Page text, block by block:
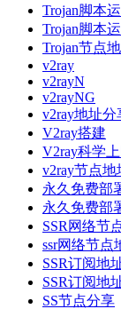
Trojan脚本
Trojan脚本
Trojan节点
v2ray
v2rayN
v2rayNG
v2ray地址分
V2ray搭建
V2ray科学上
v2ray节点地
永久免费部
永久免费部
SSR网络节
ssr网络节点
SSR订阅地
SSR订阅地
SS节点分享